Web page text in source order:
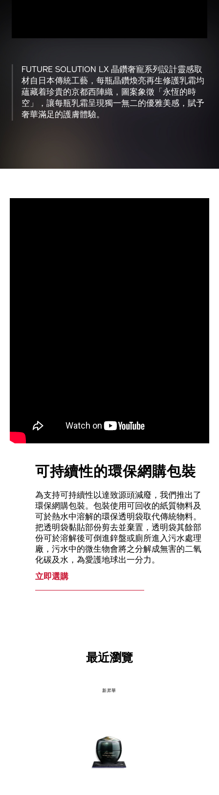
FUTURE SOLUTION LX 晶鑽奢寵系列設計靈感取
材自日本傳統工藝，每瓶晶鑽煥亮再生修護乳霜均
蘊藏着珍貴的京都西陣織，圖案象徵「永恆的時
空」，讓每瓶乳霜呈現獨一無二的優雅美感，賦予
奢華滿足的護膚體驗。
可持續性的環保網購包裝
為支持可持續性以達致源頭減廢，我們推出了
環保網購包裝。包裝使用可回收的紙質物料及
可於熱水中溶解的環保透明袋取代傳統物料。
把透明袋黏貼部份剪去並棄置，透明袋其餘部
份可於溶解後可倒進鋅盤或廁所進入污水處理
廠，污水中的微生物會將之分解成無害的二氧
化碳及水，為愛護地球出一分力。
立即選購
最近瀏覽
新昇華